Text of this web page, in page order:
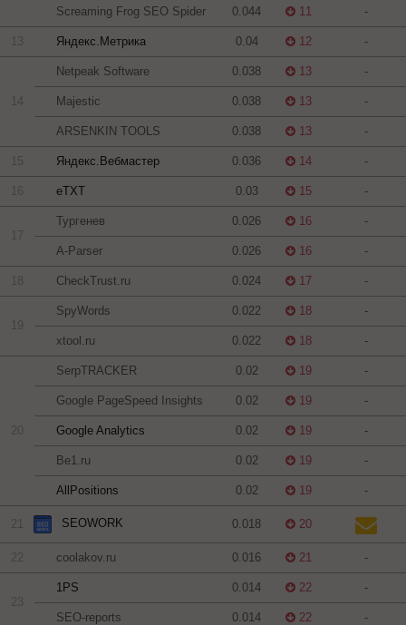
Screaming Frog SEO Spider 0.044 11 -
13 Яндекс.Метрика 0.04 12 -
Netpeak Software 0.038 13 -
Majestic 0.038 13 -
ARSENKIN TOOLS 0.038 13 -
15 Яндекс.Вебмастер 0.036 14 -
eTXT 0.03 15 -
17
Тургенев 0.026 16 -
A-Parser 0.026 16 -
18 CheckTrust.ru 0.024 17 -
SpyWords 0.022 18 -
xtool.ru 0.022 18 -
20
SerpTRACKER 0.02 19 -
Google PageSpeed Insights 0.02 19 -
Google Analytics 0.02 19 -
Be1.ru 0.02 19 -
AllPositions 0.02 19 -
21 SEOWORK 0.018 20
22 coolakov.ru 0.016 21 -
23
1PS 0.014 22 -
SEO-reports 0.014 22 -